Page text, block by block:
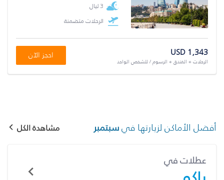
3 ليال
الرحلات متضمنة
USD 1,343
الرحلات + الفندق + الرسوم / للشخص الواحد
احجز الآن
أفضل الأماكن لزيارتها فيسبتمبر مشاهدة الكل
عطلات في